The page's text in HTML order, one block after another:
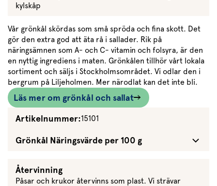
kylskåp
Vår grönkål skördas som små spröda och fina skott. Det
gör den extra god att äta rå i sallader. Rik på
näringsämnen som A- och C- vitamin och folsyra, är den
en nyttig ingrediens i maten. Grönkålen tillhör vårt lokala
sortiment och säljs i Stockholmsområdet. Vi odlar den i
bergrum på Liljeholmen. Mer närodlat kan det inte bli.
Läs mer om grönkål och sallat
Artikelnummer:15101
Grönkål Näringsvärde per 100 g
Återvinning
Påsar och krukor återvinns som plast. Vi strävar